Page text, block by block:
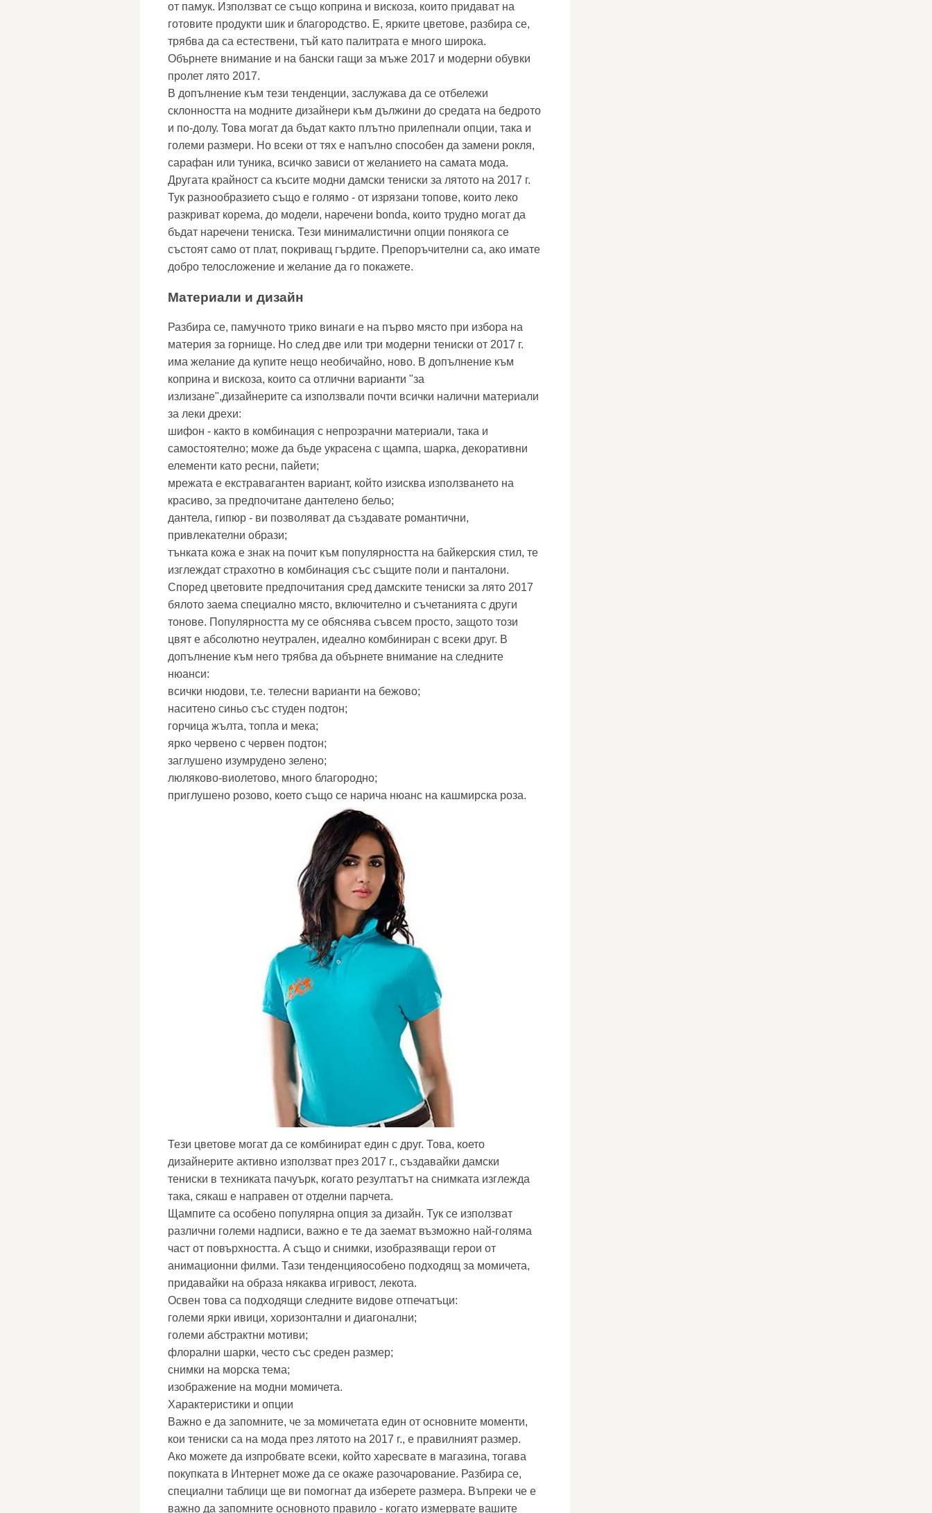
от памук. Използват се също коприна и вискоза, които придават на
готовите продукти шик и благородство. Е, ярките цветове, разбира се,
трябва да са естествени, тъй като палитрата е много широка.
Обърнете внимание и на бански гащи за мъже 2017 и модерни обувки
пролет лято 2017.
В допълнение към тези тенденции, заслужава да се отбележи
склонността на модните дизайнери към дължини до средата на бедрото
и по-долу. Това могат да бъдат както плътно прилепнали опции, така и
големи размери. Но всеки от тях е напълно способен да замени рокля,
сарафан или туника, всичко зависи от желанието на самата мода.
Другата крайност са късите модни дамски тениски за лятото на 2017 г.
Тук разнообразието също е голямо - от изрязани топове, които леко
разкриват корема, до модели, наречени bonda, които трудно могат да
бъдат наречени тениска. Тези минималистични опции понякога се
състоят само от плат, покриващ гърдите. Препоръчителни са, ако имате
добро телосложение и желание да го покажете.
Материали и дизайн
Разбира се, памучното трико винаги е на първо място при избора на
материя за горнище. Но след две или три модерни тениски от 2017 г.
има желание да купите нещо необичайно, ново. В допълнение към
коприна и вискоза, които са отлични варианти "за
излизане",дизайнерите са използвали почти всички налични материали
за леки дрехи:
шифон - както в комбинация с непрозрачни материали, така и
самостоятелно; може да бъде украсена с щампа, шарка, декоративни
елементи като ресни, пайети;
мрежата е екстравагантен вариант, който изисква използването на
красиво, за предпочитане дантелено бельо;
дантела, гипюр - ви позволяват да създавате романтични,
привлекателни образи;
тънката кожа е знак на почит към популярността на байкерския стил, те
изглеждат страхотно в комбинация със същите поли и панталони.
Според цветовите предпочитания сред дамските тениски за лято 2017
бялото заема специално място, включително и съчетанията с други
тонове. Популярността му се обяснява съвсем просто, защото този
цвят е абсолютно неутрален, идеално комбиниран с всеки друг. В
допълнение към него трябва да обърнете внимание на следните
нюанси:
всички нюдови, т.е. телесни варианти на бежово;
наситено синьо със студен подтон;
горчица жълта, топла и мека;
ярко червено с червен подтон;
заглушено изумрудено зелено;
люляково-виолетово, много благородно;
приглушено розово, което също се нарича нюанс на кашмирска роза.
Тези цветове могат да се комбинират един с друг. Това, което
дизайнерите активно използват през 2017 г., създавайки дамски
тениски в техниката пачуърк, когато резултатът на снимката изглежда
така, сякаш е направен от отделни парчета.
Щампите са особено популярна опция за дизайн. Тук се използват
различни големи надписи, важно е те да заемат възможно най-голяма
част от повърхността. А също и снимки, изобразяващи герои от
анимационни филми. Тази тенденцияособено подходящ за момичета,
придавайки на образа някаква игривост, лекота.
Освен това са подходящи следните видове отпечатъци:
големи ярки ивици, хоризонтални и диагонални;
големи абстрактни мотиви;
флорални шарки, често със среден размер;
снимки на морска тема;
изображение на модни момичета.
Характеристики и опции
Важно е да запомните, че за момичетата един от основните моменти,
кои тениски са на мода през лятото на 2017 г., е правилният размер.
Ако можете да изпробвате всеки, който харесвате в магазина, тогава
покупката в Интернет може да се окаже разочарование. Разбира се,
специални таблици ще ви помогнат да изберете размера. Въпреки че е
важно да запомните основното правило - когато измервате вашите